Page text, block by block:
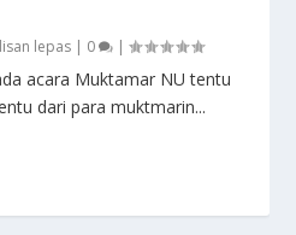
lepas | 0 |
acara Muktamar NU tentu
dari para muktmarin...